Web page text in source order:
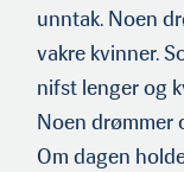
unntak. Noen
vakre kvinner.
nifst lenger og
Noen drømmer
Om dagen